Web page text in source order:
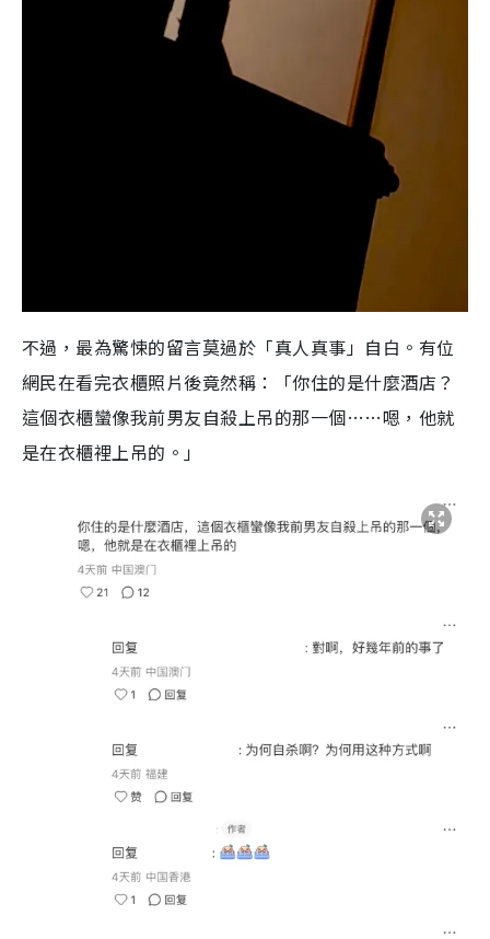
不過，最為驚悚的留言莫過於「真人真事」自白。有位
網民在看完衣櫃照片後竟然稱：「你住的是什麼酒店？
這個衣櫃蠻像我前男友自殺上吊的那一個……嗯，他就
是在衣櫃裡上吊的。」